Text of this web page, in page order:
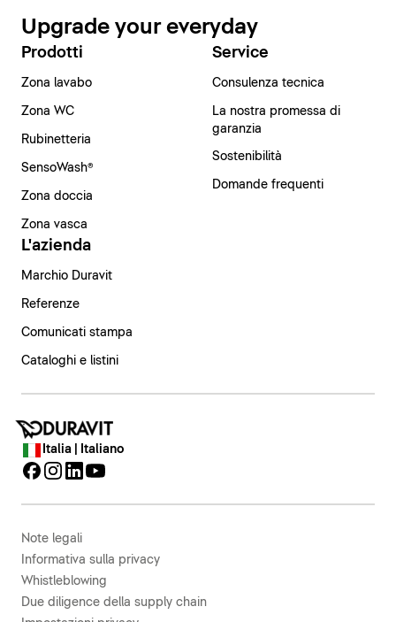
Upgrade your everyday
Prodotti
Zona lavabo
Zona WC
Rubinetteria
SensoWash®
Zona doccia
Zona vasca
Service
Consulenza tecnica
La nostra promessa di
garanzia
Sostenibilità
Domande frequenti
L'azienda
Marchio Duravit
Referenze
Comunicati stampa
Cataloghi e listini
Italia | Italiano
Note legali
Informativa sulla privacy
Whistleblowing
Due diligence della supply chain